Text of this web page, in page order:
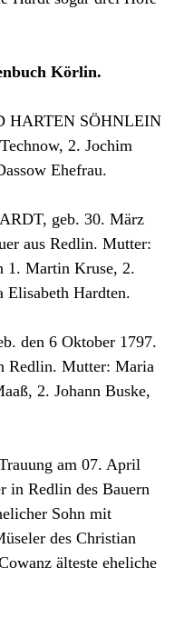
Körlin.
HARTEN SÖHNLEIN
2. Jochim
Ehefrau.
geb. 30. März
aus Redlin. Mutter:
1. Martin Kruse, 2.
Hardten.
den 6 Oktober 1797.
Redlin. Mutter: Maria
2. Johann Buske,
am 07. April
in Redlin des Bauern
Sohn mit
des Christian
älteste eheliche